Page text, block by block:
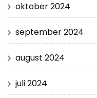
oktober 2024
september 2024
august 2024
juli 2024